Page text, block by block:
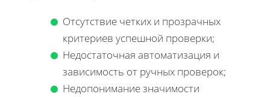
Отсутствие четких и прозрачных
критериев успешной проверки;
Недостаточная автоматизация и
зависимость от ручных проверок;
Недопонимание значимости